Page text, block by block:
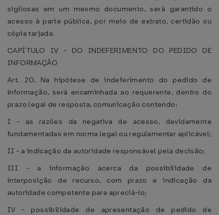
sigilosas em um mesmo documento, será garantido o
acesso à parte pública, por meio de extrato, certidão ou
cópia tarjada.
CAPÍTULO IV - DO INDEFERIMENTO DO PEDIDO DE
INFORMAÇÃO
Art. 20. Na hipótese de indeferimento do pedido de
informação, será encaminhada ao requerente, dentro do
prazo legal de resposta, comunicação contendo:
I - as razões da negativa de acesso, devidamente
fundamentadas em norma legal ou regulamentar aplicável;
II - a indicação da autoridade responsável pela decisão;
III - a informação acerca da possibilidade de
interposição de recurso, com prazo e indicação da
autoridade competente para apreciá-lo;
IV - possibilidade de apresentação de pedido de